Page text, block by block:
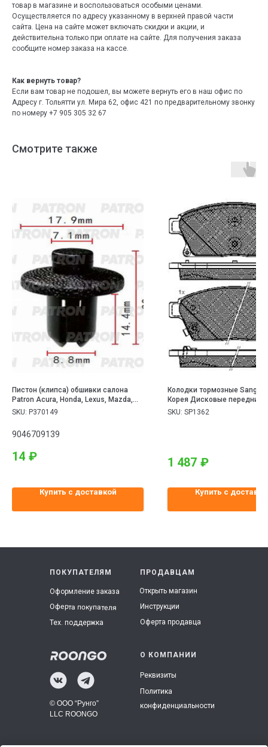
товар в магазине и воспользоваться особыми ценами.
Осуществляется по адресу указанному в верхней правой части
сайта. Цена на сайте может включать скидки и акции, и
действительна только при оплате на сайте. Для получения заказа
сообщите номер заказа на кассе.
Как вернуть товар?
Если вам товар не подошел, вы можете вернуть его в наш офис по
Адресу г. Тольятти ул. Мира 62, офис 421 по предварительному звонку
по номеру +7 905 305 32 67
Смотрите также
Пистон (клипса) обшивки салона
Patron Acura, Honda, Lexus, Mazda,
Toyota применяемость: подкрылок,
SKU: P370149
9046709139
14 ₽
Купить с доставкой
Колодки тормозные
Корея Дисковые передние
Органические
SKU: SP1362
1 487 ₽
Купить с
ПРОДАВЦАМ
Оферта продавца
Инструкции
Открыть магазин
ПОКУПАТЕЛЯМ
Тех. поддержка
Оферта покупателя
Оформление заказа
О КОМПАНИИ
Политика
конфиденциальности
Реквизиты
© ООО “Рунго”
LLC ROONGO